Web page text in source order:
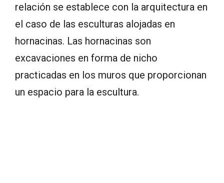
relación se establece con la arquitectura en
el caso de las esculturas alojadas en
hornacinas. Las hornacinas son
excavaciones en forma de nicho
practicadas en los muros que proporcionan
un espacio para la escultura.